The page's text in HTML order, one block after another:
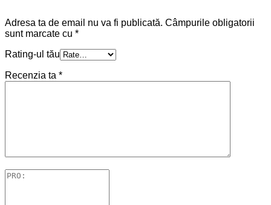
Adresa ta de email nu va fi publicată. Câmpurile obligatorii
sunt marcate cu *
Rating-ul tău
Recenzia ta *